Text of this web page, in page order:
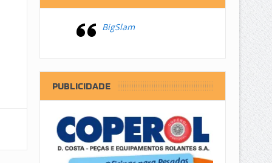
BigSlam
PUBLICIDADE